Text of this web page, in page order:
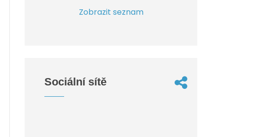
Zobrazit seznam
Sociální sítě